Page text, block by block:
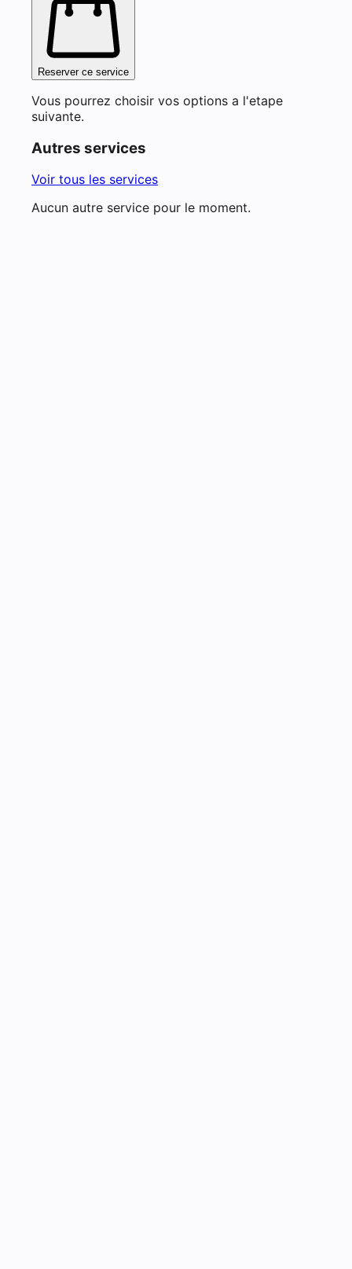
Reserver ce service
Vous pourrez choisir vos options a l'etape
suivante.
Autres services
Voir tous les services
Aucun autre service pour le moment.